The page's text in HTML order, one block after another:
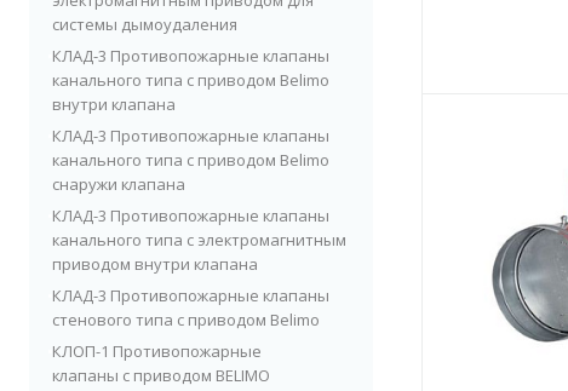
системы дымоудаления
КЛАД-3 Противопожарные клапаны
канального типа c приводом Belimo
внутри клапана
КЛАД-3 Противопожарные клапаны
канального типа с приводом Belimo
снаружи клапана
КЛАД-3 Противопожарные клапаны
канального типа с электромагнитным
приводом внутри клапана
КЛАД-3 Противопожарные клапаны
стенового типа с приводом Belimo
КЛОП-1 Противопожарные
клапаны с приводом BELIMO